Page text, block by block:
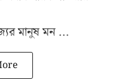
মানুষ মন ...